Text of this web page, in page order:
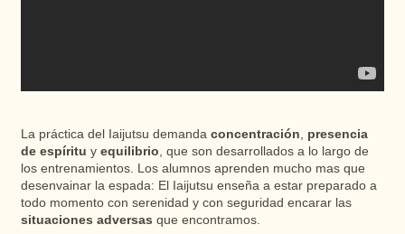
La práctica del Iaijutsu demanda concentración
presencia
de espíritu y equilibrio , que son desarrollados a lo largo de
los entrenamientos. Los alumnos aprenden mucho mas que
desenvainar la espada: El Iaijutsu enseña a estar preparado a
todo momento con serenidad y con seguridad encarar las
situaciones adversas que encontramos.